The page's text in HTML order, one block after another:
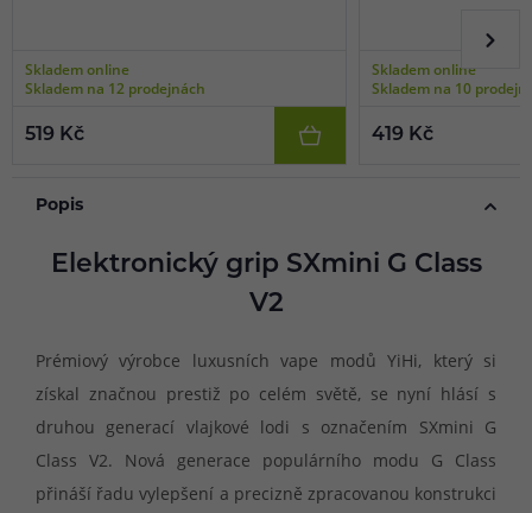
Skladem online
Skladem na 12 prodejnách
519 Kč
Skladem online
Skladem na 10
419 Kč
Popis
Elektronický grip SXmini G Class
V2
Prémiový výrobce luxusních vape modů YiHi, který si
získal značnou prestiž po celém světě, se nyní hlásí s
druhou generací vlajkové lodi s označením SXmini G
Class V2. Nová generace populárního modu G Class
přináší řadu vylepšení a precizně zpracovanou konstrukci